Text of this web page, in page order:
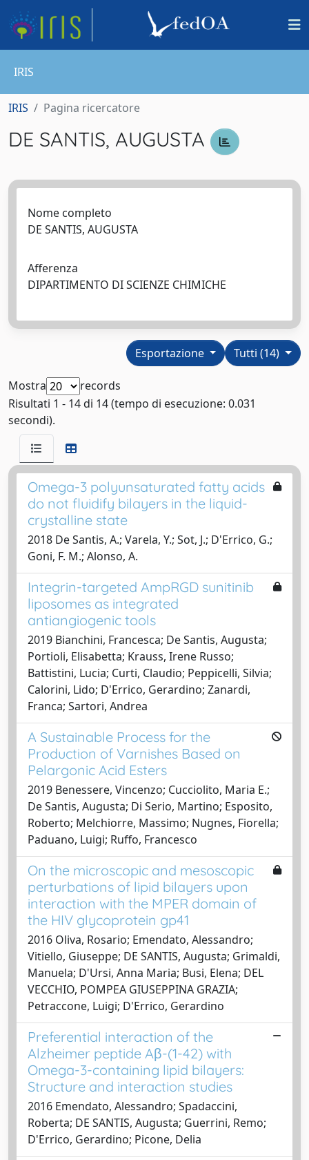
IRIS
IRIS Pagina ricercatore
DE SANTIS, AUGUSTA
Nome completo
DE SANTIS, AUGUSTA
Afferenza
DIPARTIMENTO DI SCIENZE CHIMICHE
Tutti (14)
Esportazione
Mostra
records
Risultati 1 - 14 di 14 (tempo di esecuzione: 0.031
secondi).
Omega-3 polyunsaturated fatty acids
do not fluidify bilayers in the liquid-
crystalline state
2018 De Santis, A.; Varela, Y.; Sot, J.; D'Errico, G.;
Goni, F. M.; Alonso, A.
Integrin-targeted AmpRGD sunitinib
liposomes as integrated
antiangiogenic tools
2019 Bianchini, Francesca; De Santis, Augusta;
Portioli, Elisabetta; Krauss, Irene Russo;
Battistini, Lucia; Curti, Claudio; Peppicelli, Silvia;
Calorini, Lido; D'Errico, Gerardino; Zanardi,
Franca; Sartori, Andrea
A Sustainable Process for the
Production of Varnishes Based on
Pelargonic Acid Esters
2019 Benessere, Vincenzo; Cucciolito, Maria E.;
De Santis, Augusta; Di Serio, Martino; Esposito,
Roberto; Melchiorre, Massimo; Nugnes, Fiorella;
Paduano, Luigi; Ruffo, Francesco
On the microscopic and mesoscopic
perturbations of lipid bilayers upon
interaction with the MPER domain of
the HIV glycoprotein gp41
2016 Oliva, Rosario; Emendato, Alessandro;
Vitiello, Giuseppe; DE SANTIS, Augusta; Grimaldi,
Manuela; D'Ursi, Anna Maria; Busi, Elena; DEL
VECCHIO, POMPEA GIUSEPPINA GRAZIA;
Petraccone, Luigi; D'Errico, Gerardino
Preferential interaction of the
Alzheimer peptide Aβ-(1-42) with
Omega-3-containing lipid bilayers:
Structure and interaction studies
2016 Emendato, Alessandro; Spadaccini,
Roberta; DE SANTIS, Augusta; Guerrini, Remo;
D'Errico, Gerardino; Picone, Delia